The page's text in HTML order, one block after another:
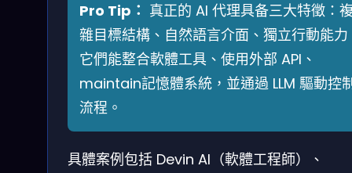
Pro Tip： 真正的 AI 代理具备三大特徵：
雜目標結構、自然語言介面、獨立行動能力
它們能整合軟體工具、使用外部 API、
maintain記憶體系統，並通過 LLM 驅動控
流程。
具體案例包括 Devin AI（軟體工程師）、